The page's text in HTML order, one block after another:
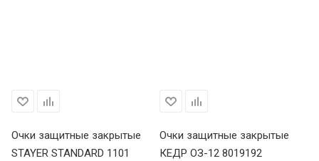
Очки защитные закрытые
STAYER STANDARD 1101
Очки защитные закрытые
КЕДР ОЗ-12 8019192